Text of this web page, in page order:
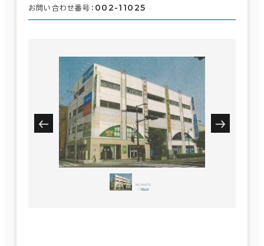
お問い合わせ番号： 002-11025